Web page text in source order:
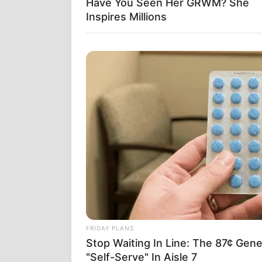
Όσα η
Πολλοί
στηρίζεται
γεγονότα
ενδείξεις
παρά το
«Oι
προέρχονται
Have You Seen Her GRWM? She
Inspires Millions
FRIDAY PLANS
Stop Waiting In Line: The 87¢
"Self-Serve" In Aisle 7